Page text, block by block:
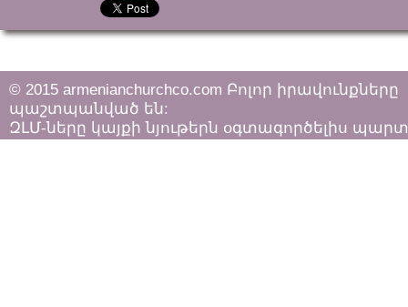
© 2015 armenianchurchco.com Բոլոր իրավունքները
պաշտպանված են:
ԶԼՄ-ները կայքի նյութերն օգտագործելիս